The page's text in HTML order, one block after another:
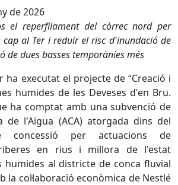
de 2026
el reperfilament del còrrec nord per
al Ter i reduir el risc d'inundació de
de dues basses temporànies més
ha executat el projecte de “Creació i
humides de les Deveses d'en Bru.
ha comptat amb una subvenció de
de l'Aigua (ACA) atorgada dins del
concessió per actuacions de
en rius i millora de l'estat
humides al districte de conca fluvial
la col·laboració econòmica de Nestlé